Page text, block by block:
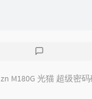
评
论
M180G 光猫 超级密